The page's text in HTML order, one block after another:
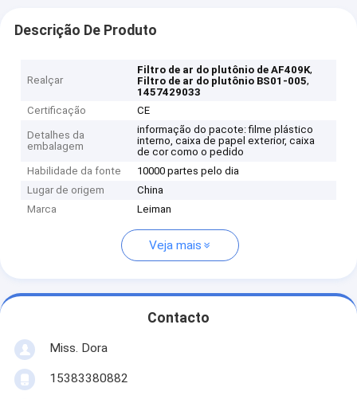
Descrição De Produto
Realçar
Filtro de ar do plutônio de AF409K,
Filtro de ar do plutônio BS01-005,
1457429033
Certificação
CE
Detalhes da
embalagem
informação do pacote: filme plástico
interno, caixa de papel exterior, caixa
de cor como o pedido
Habilidade da fonte
10000 partes pelo dia
Lugar de origem
China
Marca
Leiman
Veja mais
Contacto
Miss. Dora
15383380882